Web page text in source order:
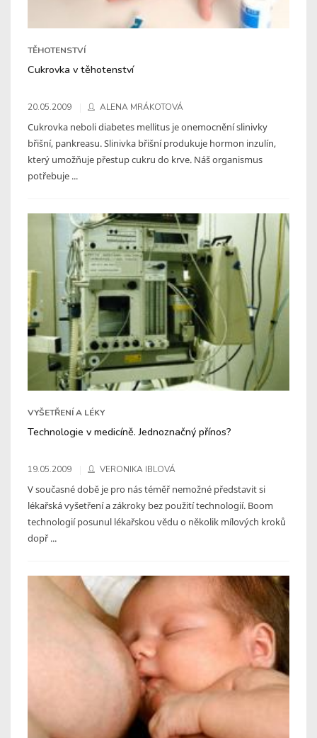
TĚHOTENSTVÍ
Cukrovka v těhotenství
20.05.2009 ALENA MRÁKOTOVÁ
Cukrovka neboli diabetes mellitus je onemocnění slinivky
břišní, pankreasu. Slinivka břišní produkuje hormon inzulín,
který umožňuje přestup cukru do krve. Náš organismus
potřebuje ...
VYŠETŘENÍ A LÉKY
Technologie v medicíně. Jednoznačný přínos?
19.05.2009 VERONIKA IBLOVÁ
V současné době je pro nás téměř nemožné představit si
lékařská vyšetření a zákroky bez použití technologií. Boom
technologií posunul lékařskou vědu o několik mílových kroků
dopř ...